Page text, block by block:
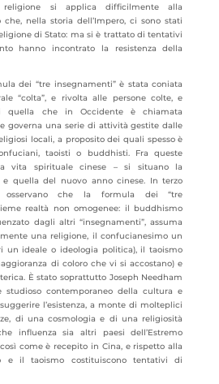
religione si applica difficilmente alla
nella storia dell’Impero, ci sono stati
di Stato: ma si è trattato di tentativi
hanno incontrato la resistenza della
dei “tre insegnamenti” è stata coniata
“colta”, e rivolta alle persone colte, e
quella che in Occidente è chiamata
governa una serie di attività gestite dalle
locali, a proposito dei quali spesso è
taoisti o buddhisti. Fra queste
vita spirituale cinese – si situano la
e quella del nuovo anno cinese. In terzo
osservano che la formula dei “tre
realtà non omogenee: il buddhismo
dagli altri “insegnamenti”, assuma
una religione, il confucianesimo un
un ideale o ideologia politica), il taoismo
di coloro che vi si accostano) e
È stato soprattutto Joseph Needham
studioso contemporaneo della cultura e
l’esistenza, a monte di molteplici
di una cosmologia e di una religiosità
influenza sia altri paesi dell’Estremo
come è recepito in Cina, e rispetto alla
e il taoismo costituiscono tentativi di